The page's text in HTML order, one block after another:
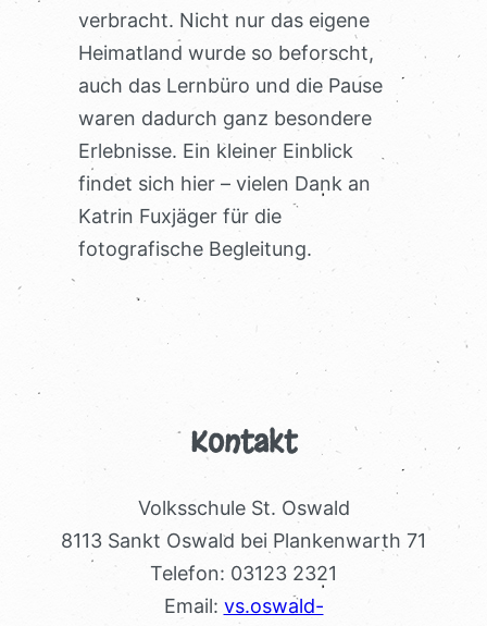
verbracht. Nicht nur das eigene
Heimatland wurde so beforscht,
auch das Lernbüro und die Pause
waren dadurch ganz besondere
Erlebnisse. Ein kleiner Einblick
findet sich hier – vielen Dank an
Katrin Fuxjäger für die
fotografische Begleitung.
Kontakt
Volksschule St. Oswald
8113 Sankt Oswald bei Plankenwarth 71
Telefon: 03123 2321
Email: vs.oswald-